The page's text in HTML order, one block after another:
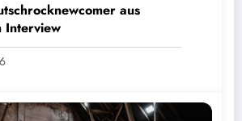
aus
Interview